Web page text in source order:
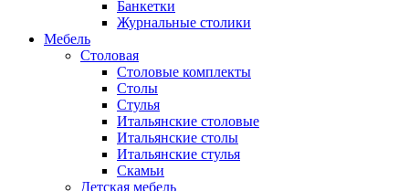
Банкетки
Журнальные столики
Мебель
Столовая
Столовые комплекты
Столы
Стулья
Итальянские столовые
Итальянские столы
Итальянские стулья
Скамьи
Детская мебель